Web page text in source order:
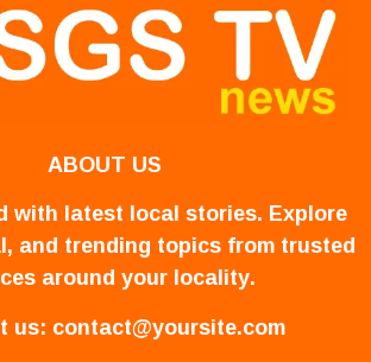
ABOUT US
with latest local stories. Explore
and trending topics from trusted
around your locality.
us: contact@yoursite.com